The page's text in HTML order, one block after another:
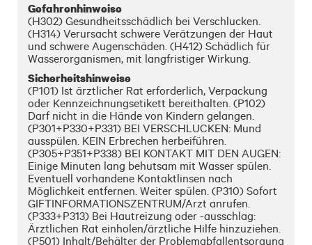
Gefahrenhinweise
(H302) Gesundheitsschädlich bei Verschlucken.
(H314) Verursacht schwere Verätzungen der Haut
und schwere Augenschäden. (H412) Schädlich für
Wasserorganismen, mit langfristiger Wirkung.
Sicherheitshinweise
(P101) Ist ärztlicher Rat erforderlich, Verpackung
oder Kennzeichnungsetikett bereithalten. (P102)
Darf nicht in die Hände von Kindern gelangen.
(P301+P330+P331) BEI VERSCHLUCKEN: Mund
ausspülen. KEIN Erbrechen herbeiführen.
(P305+P351+P338) BEI KONTAKT MIT DEN AUGEN:
Einige Minuten lang behutsam mit Wasser spülen.
Eventuell vorhandene Kontaktlinsen nach
Möglichkeit entfernen. Weiter spülen. (P310) Sofort
GIFTINFORMATIONSZENTRUM/Arzt anrufen.
(P333+P313) Bei Hautreizung oder -ausschlag:
Ärztlichen Rat einholen/ärztliche Hilfe hinzuziehen.
(P501) Inhalt/Behälter der Problemabfallentsorgung